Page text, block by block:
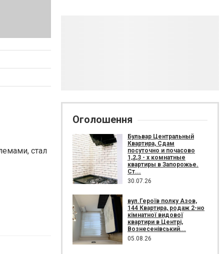
стал
Оголошення
Бульвар Центральный
Квартира, Сдам
посуточно и почасово
1,2,3 - х комнатные
квартиры в Запорожье.
Ст...
30.07.26
вул.Героїв полку Азов,
144 Квартира, родаж 2-но
кімнатної видової
квартири в Центрі,
Вознесенівський...
05.08.26